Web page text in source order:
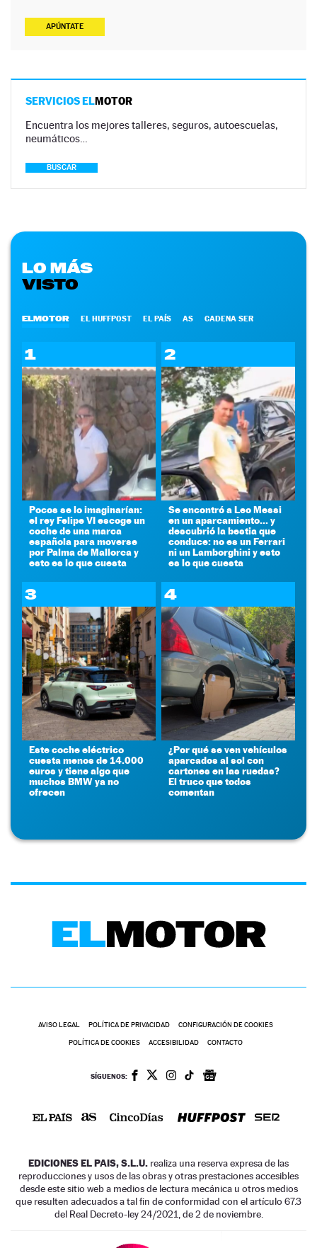
APÚNTATE
SERVICIOS ELMOTOR
Encuentra los mejores talleres, seguros, autoescuelas,
neumáticos…
BUSCAR
LO MÁS
VISTO
ELMOTOR EL HUFFPOST EL PAÍS AS CADENA SER
1
Pocos se lo imaginarían:
el rey Felipe VI escoge un
coche de una marca
española para moverse
por Palma de Mallorca y
esto es lo que cuesta
2
Se encontró a Leo Messi
en un aparcamiento... y
descubrió la bestia que
conduce: no es un Ferrari
ni un Lamborghini y esto
es lo que cuesta
3
Este coche eléctrico
cuesta menos de 14.000
euros y tiene algo que
muchos BMW ya no
ofrecen
4
¿Por qué se ven vehículos
aparcados al sol con
cartones en las ruedas?
El truco que todos
comentan
AVISO LEGAL POLÍTICA DE PRIVACIDAD CONFIGURACIÓN DE COOKIES
POLÍTICA DE COOKIES ACCESIBILIDAD CONTACTO
SÍGUENOS:
EDICIONES EL PAIS, S.L.U. realiza una reserva expresa de las
reproducciones y usos de las obras y otras prestaciones accesibles
desde este sitio web a medios de lectura mecánica u otros medios
que resulten adecuados a tal fin de conformidad con el artículo 67.3
del Real Decreto-ley 24/2021, de 2 de noviembre.